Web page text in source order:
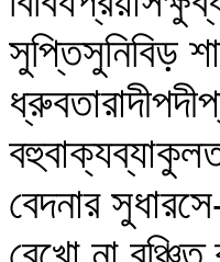
সুপ্তিসুনিবিড়
বেদনার